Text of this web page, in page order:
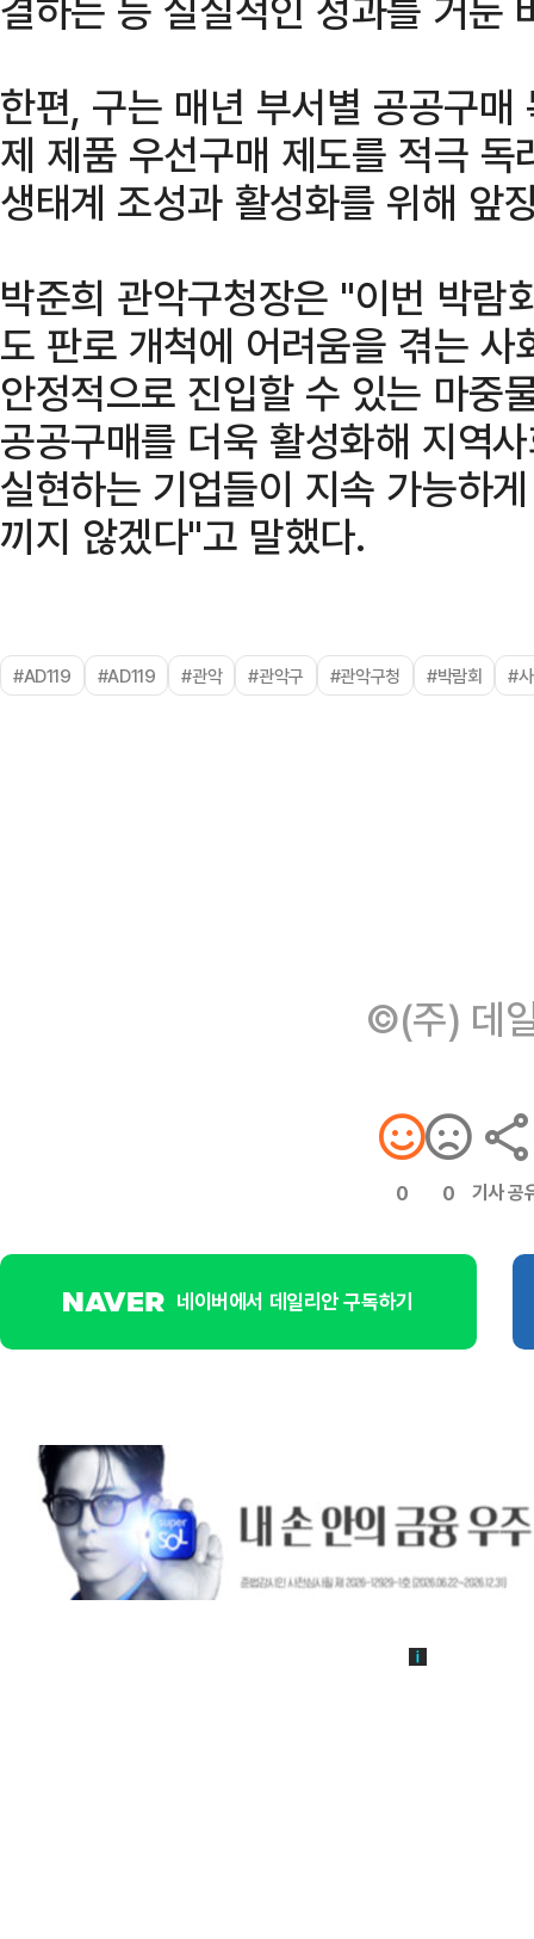
한편, 구는 매년 부서별 공공구
제 제품 우선구매 제도를 적극
생태계 조성과 활성화를 위해 앞
박준희 관악구청장은 "이번 박람
도 판로 개척에 어려움을 겪는
안정적으로 진입할 수 있는 마중
공공구매를 더욱 활성화해 지역
실현하는 기업들이 지속 가능하
끼지 않겠다"고 말했다.
#AD119 #AD119 #관악 #관악구 #관악구청 #박람회 #
©(주) 데
0 0 기사 공
네이버에서 데일리안 구독하기